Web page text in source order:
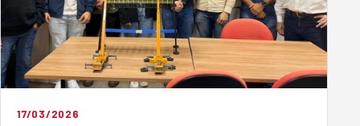
17/03/2026